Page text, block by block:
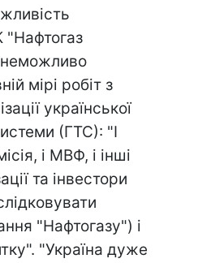
неможливо
мірі робіт з
української
(ГТС): "І
і МВФ, і інші
та інвестори
"Нафтогазу") і
"Україна дуже